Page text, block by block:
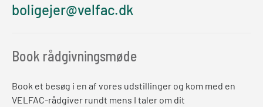
boligejer@velfac.dk
Book rådgivningsmøde
Book et besøg i en af vores udstillinger og kom med en
VELFAC-rådgiver rundt mens I taler om dit